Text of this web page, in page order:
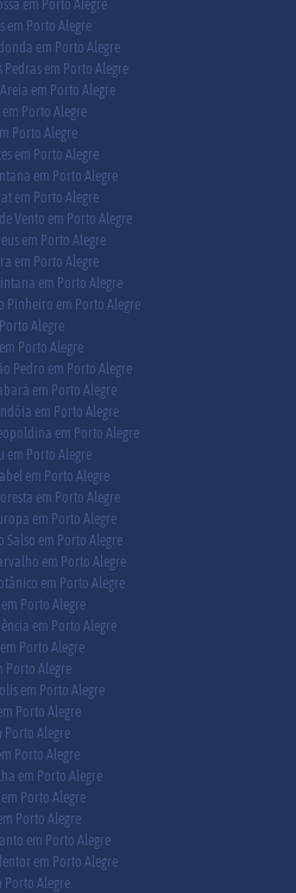
em Porto Alegre
em Porto Alegre
em Porto Alegre
em Porto Alegre
em Porto Alegre
Porto Alegre
Porto Alegre
em Porto Alegre
em Porto Alegre
em Porto Alegre
Vento em Porto Alegre
em Porto Alegre
em Porto Alegre
em Porto Alegre
Pinheiro em Porto Alegre
Alegre
Porto Alegre
Pedro em Porto Alegre
em Porto Alegre
em Porto Alegre
em Porto Alegre
em Porto Alegre
em Porto Alegre
em Porto Alegre
em Porto Alegre
em Porto Alegre
em Porto Alegre
em Porto Alegre
Porto Alegre
em Porto Alegre
Porto Alegre
Porto Alegre
em Porto Alegre
Porto Alegre
Porto Alegre
Porto Alegre
em Porto Alegre
Porto Alegre
Porto Alegre
em Porto Alegre
em Porto Alegre
Porto Alegre